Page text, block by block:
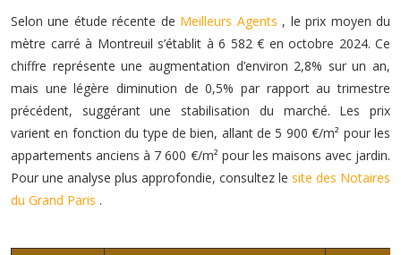
Selon une étude récente de Meilleurs Agents , le prix moyen du
mètre carré à Montreuil s’établit à 6 582 € en octobre 2024. Ce
chiffre représente une augmentation d’environ 2,8% sur un an,
mais une légère diminution de 0,5% par rapport au trimestre
précédent, suggérant une stabilisation du marché. Les prix
varient en fonction du type de bien, allant de 5 900 €/m² pour les
appartements anciens à 7 600 €/m² pour les maisons avec jardin.
Pour une analyse plus approfondie, consultez le site des Notaires
du Grand Paris .